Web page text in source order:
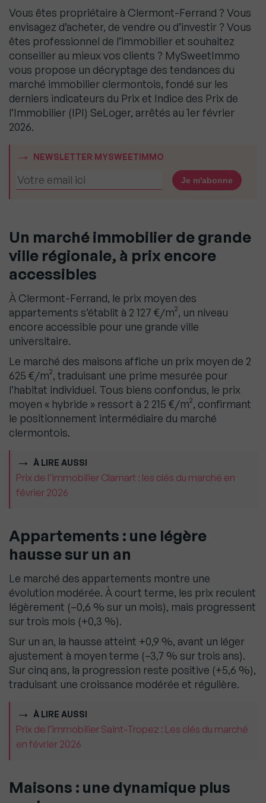
Vous êtes propriétaire à Clermont-Ferrand ? Vous
envisagez d’acheter, de vendre ou d’investir ? Vous
êtes professionnel de l’immobilier et souhaitez
conseiller au mieux vos clients ? MySweetImmo
vous propose un décryptage des tendances du
marché immobilier clermontois, fondé sur les
derniers indicateurs du Prix et Indice des Prix de
l’Immobilier (IPI) SeLoger, arrêtés au 1er février
2026.
NEWSLETTER MYSWEETIMMO
Un marché immobilier de grande
ville régionale, à prix encore
accessibles
À Clermont-Ferrand, le prix moyen des
appartements s’établit à 2 127 €/m², un niveau
encore accessible pour une grande ville
universitaire.
Le marché des maisons affiche un prix moyen de 2
625 €/m², traduisant une prime mesurée pour
l’habitat individuel. Tous biens confondus, le prix
moyen « hybride » ressort à 2 215 €/m², confirmant
le positionnement intermédiaire du marché
clermontois.
À LIRE AUSSI
Prix de l’immobilier Clamart : les clés du marché en
février 2026
Appartements : une légère
hausse sur un an
Le marché des appartements montre une
évolution modérée. À court terme, les prix reculent
légèrement (–0,6 % sur un mois), mais progressent
sur trois mois (+0,3 %).
Sur un an, la hausse atteint +0,9 %, avant un léger
ajustement à moyen terme (–3,7 % sur trois ans).
Sur cinq ans, la progression reste positive (+5,6 %),
traduisant une croissance modérée et régulière.
À LIRE AUSSI
Prix de l’immobilier Saint-Tropez : Les clés du marché
en février 2026
Maisons : une dynamique plus